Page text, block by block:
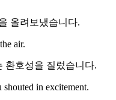
올려보냈습니다.
air.
환호성을 질렀습니다.
in excitement.